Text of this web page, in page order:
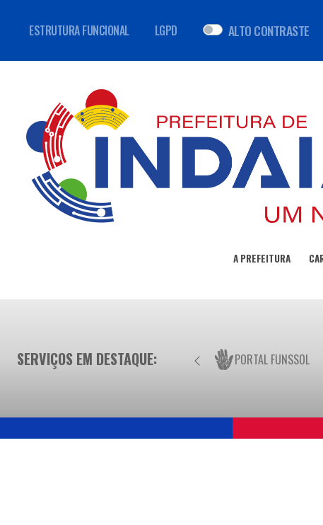
ESTRUTURA FUNCIONAL LGPD ALTO CONTRASTE
A PREFEITURA
SERVIÇOS EM DESTAQUE: PORTAL FUNSSOL